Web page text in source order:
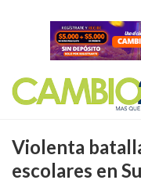
Violenta
escolares en